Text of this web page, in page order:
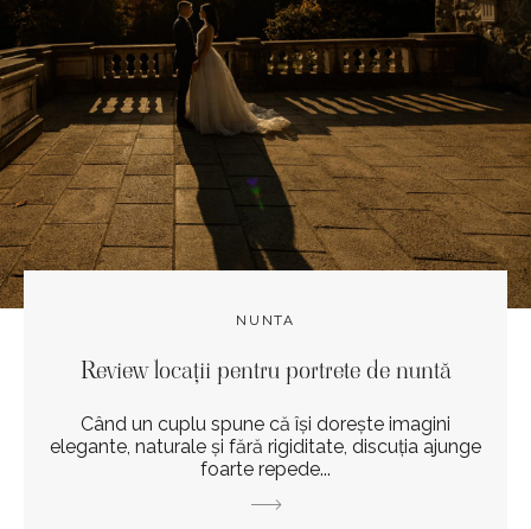
NUNTA
Review locații pentru portrete de nuntă
Când un cuplu spune că își dorește imagini
elegante, naturale și fără rigiditate, discuția ajunge
foarte repede...